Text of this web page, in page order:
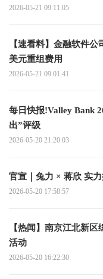
2026-05-21 09:11:05
【速看料】金融软件
美元重组费用
2026-05-21 09:01:41
每日快报!Valley Bank
出”评级
2026-05-20 21:20:03
官宣｜兔力 × 蒋欣 实
2026-05-20 17:58:57
【热闻】南京江北新
活动
2026-05-20 16:22:30